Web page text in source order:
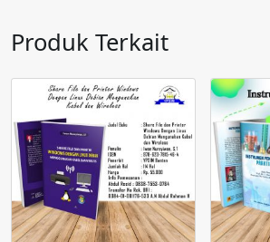
Produk Terkait